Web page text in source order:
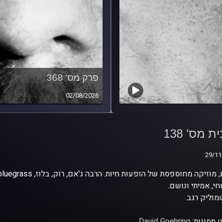
29/
פרק מס' 368
02/08/2026
מס' 138
29/
אמיתי ונושם.
רגב.